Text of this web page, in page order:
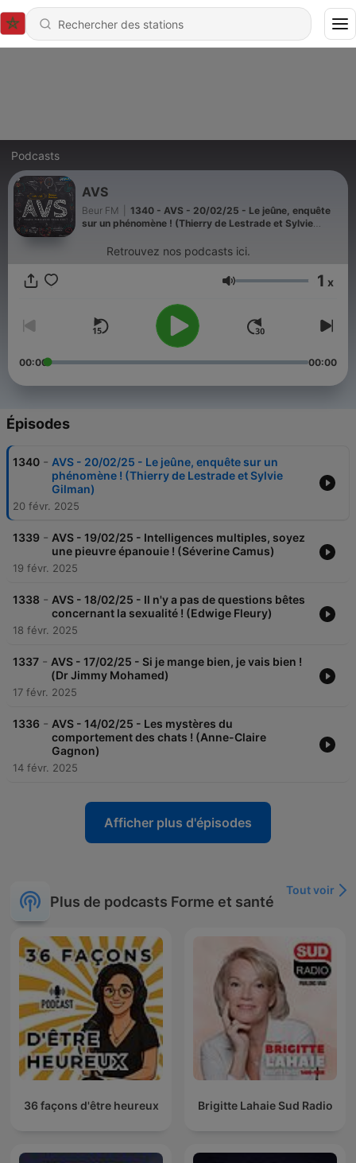
Podcasts
AVS
Beur FM
1340 - AVS - 20/02/25 - Le jeûne, enquête
sur un phénomène ! (Thierry de Lestrade et Sylvie
Retrouvez nos podcasts ici.
Volume 1 x
00:00 00:00
Épisodes
1340 - AVS - 20/02/25 - Le jeûne, enquête sur un
phénomène ! (Thierry de Lestrade et Sylvie
Gilman)
20 févr. 2025
1339 - AVS - 19/02/25 - Intelligences multiples, soyez
une pieuvre épanouie ! (Séverine Camus)
19 févr. 2025
1338 - AVS - 18/02/25 - Il n'y a pas de questions bêtes
concernant la sexualité ! (Edwige Fleury)
18 févr. 2025
1337 - AVS - 17/02/25 - Si je mange bien, je vais bien !
(Dr Jimmy Mohamed)
17 févr. 2025
1336 - AVS - 14/02/25 - Les mystères du
comportement des chats ! (Anne-Claire
Gagnon)
14 févr. 2025
Afficher plus d'épisodes
Plus de podcasts Forme et santé
Tout voir
36 façons d'être heureux Brigitte Lahaie Sud Radio